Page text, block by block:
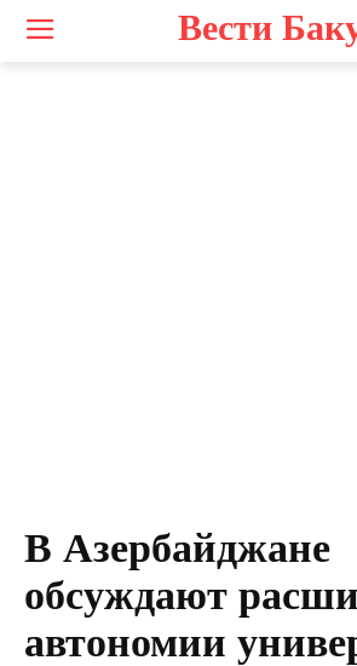
Вести
В Азербайджане
обсуждают
автономии